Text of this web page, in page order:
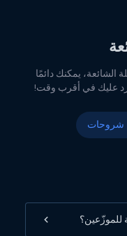
الشائعة، يمكنك دائمًا
عليك في أقرب وقت!
شروحات
للموزّعين؟